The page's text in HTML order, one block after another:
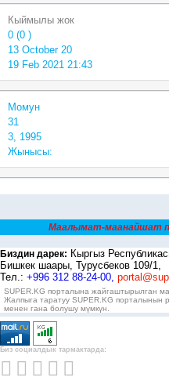
Кыймылы жок
0 (0 )
13 October 20
19 Feb 2021 21:43
Момун
31
3, 1995
Жынысы:
Маалымат-маанайшат
Биздин дарек: Кыргыз
Бишкек шаары, Турусбеков 109/1,
Тел.: +996 312 88-24-00,
SUPER.KG порталына жайгаштырылган
Жалпыга таратуу SUPER.KG порталынын
менен гана болушу мүмкүн.
Биз социалдык тармактарда: